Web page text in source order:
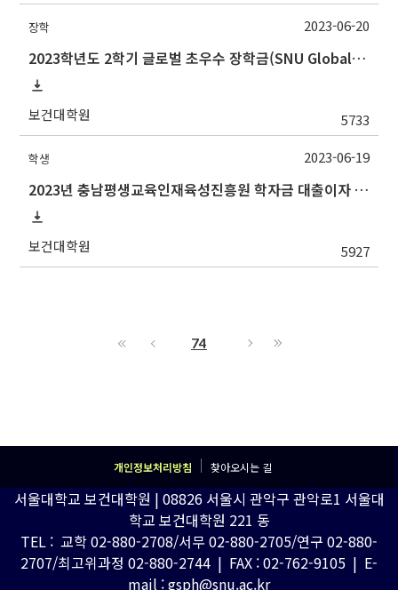
장학
2023학년도 2학기 글로벌 초우수 장학금(SNU Global Scholarship, GS) 신청 안내
보건대학원 5733
2023-06-20
학생
2023년 충남평생교육인재육성진흥원 학자금 대출이자 지원사업 안내
보건대학원 5927
2023-06-19
74
개인정보처리방침 찾아오시는 길
서울대학교 보건대학원 | 08826 서울시 관악구 관악로1 서울대
학교 보건대학원 221 동
TEL : 교학 02-880-2708/서무 02-880-2705/연구 02-880-
2707/최고위과정 02-880-2744 | FAX : 02-762-9105 | E-
mail : gsph@snu.ac.kr